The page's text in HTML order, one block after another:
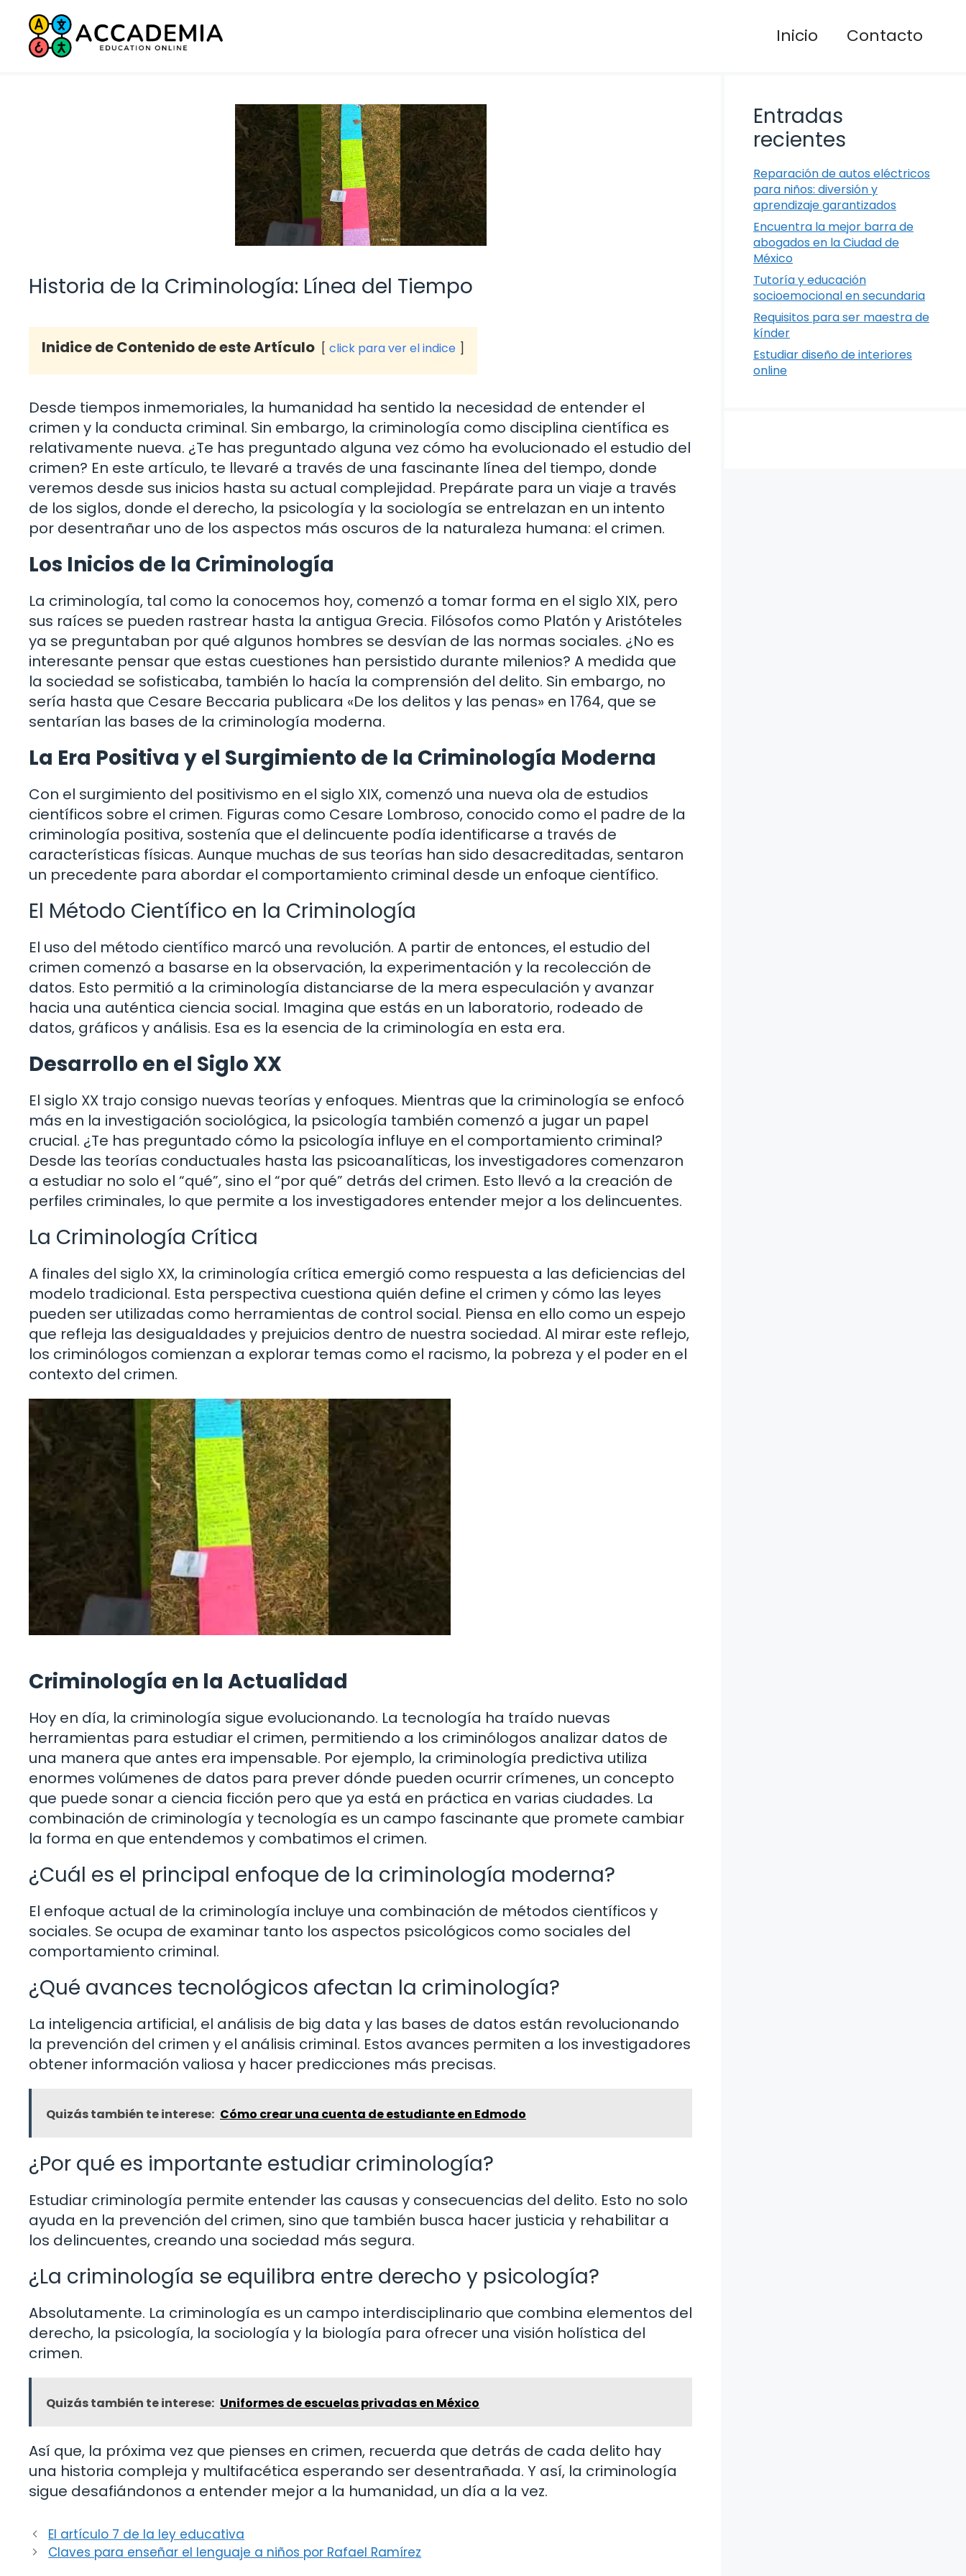
Saltar
contenido
Inicio Contacto
Historia de la Criminología: Línea del Tiempo
Inidice de Contenido de este Artículo click para ver el indice
Desde tiempos inmemoriales, la humanidad ha sentido la necesidad de entender el
crimen y la conducta criminal. Sin embargo, la criminología como disciplina científica es
relativamente nueva. ¿Te has preguntado alguna vez cómo ha evolucionado el estudio del
crimen? En este artículo, te llevaré a través de una fascinante línea del tiempo, donde
veremos desde sus inicios hasta su actual complejidad. Prepárate para un viaje a través
de los siglos, donde el derecho, la psicología y la sociología se entrelazan en un intento
por desentrañar uno de los aspectos más oscuros de la naturaleza humana: el crimen.
Los Inicios de la Criminología
La criminología, tal como la conocemos hoy, comenzó a tomar forma en el siglo XIX, pero
sus raíces se pueden rastrear hasta la antigua Grecia. Filósofos como Platón y Aristóteles
ya se preguntaban por qué algunos hombres se desvían de las normas sociales. ¿No es
interesante pensar que estas cuestiones han persistido durante milenios? A medida que
la sociedad se sofisticaba, también lo hacía la comprensión del delito. Sin embargo, no
sería hasta que Cesare Beccaria publicara «De los delitos y las penas» en 1764, que se
sentarían las bases de la criminología moderna.
La Era Positiva y el Surgimiento de la Criminología Moderna
Con el surgimiento del positivismo en el siglo XIX, comenzó una nueva ola de estudios
científicos sobre el crimen. Figuras como Cesare Lombroso, conocido como el padre de la
criminología positiva, sostenía que el delincuente podía identificarse a través de
características físicas. Aunque muchas de sus teorías han sido desacreditadas, sentaron
un precedente para abordar el comportamiento criminal desde un enfoque científico.
El Método Científico en la Criminología
El uso del método científico marcó una revolución. A partir de entonces, el estudio del
crimen comenzó a basarse en la observación, la experimentación y la recolección de
datos. Esto permitió a la criminología distanciarse de la mera especulación y avanzar
hacia una auténtica ciencia social. Imagina que estás en un laboratorio, rodeado de
datos, gráficos y análisis. Esa es la esencia de la criminología en esta era.
Desarrollo en el Siglo XX
El siglo XX trajo consigo nuevas teorías y enfoques. Mientras que la criminología se enfocó
más en la investigación sociológica, la psicología también comenzó a jugar un papel
crucial. ¿Te has preguntado cómo la psicología influye en el comportamiento criminal?
Desde las teorías conductuales hasta las psicoanalíticas, los investigadores comenzaron
a estudiar no solo el “qué”, sino el “por qué” detrás del crimen. Esto llevó a la creación de
perfiles criminales, lo que permite a los investigadores entender mejor a los delincuentes.
La Criminología Crítica
A finales del siglo XX, la criminología crítica emergió como respuesta a las deficiencias del
modelo tradicional. Esta perspectiva cuestiona quién define el crimen y cómo las leyes
pueden ser utilizadas como herramientas de control social. Piensa en ello como un espejo
que refleja las desigualdades y prejuicios dentro de nuestra sociedad. Al mirar este reflejo,
los criminólogos comienzan a explorar temas como el racismo, la pobreza y el poder en el
contexto del crimen.
Criminología en la Actualidad
Hoy en día, la criminología sigue evolucionando. La tecnología ha traído nuevas
herramientas para estudiar el crimen, permitiendo a los criminólogos analizar datos de
una manera que antes era impensable. Por ejemplo, la criminología predictiva utiliza
enormes volúmenes de datos para prever dónde pueden ocurrir crímenes, un concepto
que puede sonar a ciencia ficción pero que ya está en práctica en varias ciudades. La
combinación de criminología y tecnología es un campo fascinante que promete cambiar
la forma en que entendemos y combatimos el crimen.
¿Cuál es el principal enfoque de la criminología moderna?
El enfoque actual de la criminología incluye una combinación de métodos científicos y
sociales. Se ocupa de examinar tanto los aspectos psicológicos como sociales del
comportamiento criminal.
¿Qué avances tecnológicos afectan la criminología?
La inteligencia artificial, el análisis de big data y las bases de datos están revolucionando
la prevención del crimen y el análisis criminal. Estos avances permiten a los investigadores
obtener información valiosa y hacer predicciones más precisas.
Quizás también te interese: Cómo crear una cuenta de estudiante en Edmodo
¿Por qué es importante estudiar criminología?
Estudiar criminología permite entender las causas y consecuencias del delito. Esto no solo
ayuda en la prevención del crimen, sino que también busca hacer justicia y rehabilitar a
los delincuentes, creando una sociedad más segura.
¿La criminología se equilibra entre derecho y psicología?
Absolutamente. La criminología es un campo interdisciplinario que combina elementos del
derecho, la psicología, la sociología y la biología para ofrecer una visión holística del
crimen.
Quizás también te interese: Uniformes de escuelas privadas en México
Así que, la próxima vez que pienses en crimen, recuerda que detrás de cada delito hay
una historia compleja y multifacética esperando ser desentrañada. Y así, la criminología
sigue desafiándonos a entender mejor a la humanidad, un día a la vez.
El artículo 7 de la ley educativa
Claves para enseñar el lenguaje a niños por Rafael Ramírez
Entradas
recientes
Reparación de autos eléctricos
para niños: diversión y
aprendizaje garantizados
Encuentra la mejor barra de
abogados en la Ciudad de
México
Tutoría y educación
socioemocional en secundaria
Requisitos para ser maestra de
kínder
Estudiar diseño de interiores
online